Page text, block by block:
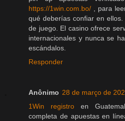
https://1win.com.bo/ , para
qué deberías confiar en
de juego. El casino ofrece
internacionales y nunca se
escándalos.
Responder
Anônimo 28 de março de
1Win registroen
completa de apuestas en